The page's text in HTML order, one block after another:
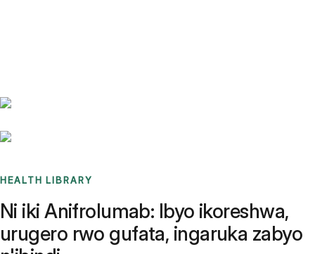
HEALTH LIBRARY
Ni iki Anifrolumab: Ibyo ikoreshwa,
urugero rwo gufata, ingaruka zabyo